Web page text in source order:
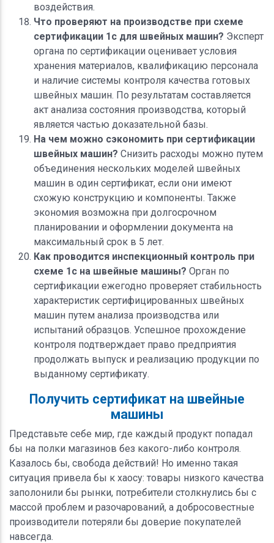
воздействия.
Что проверяют на производстве при схеме
сертификации 1с для швейных машин? Эксперт
органа по сертификации оценивает условия
хранения материалов, квалификацию персонала
и наличие системы контроля качества готовых
швейных машин. По результатам составляется
акт анализа состояния производства, который
является частью доказательной базы.
На чем можно сэкономить при сертификации
швейных машин? Снизить расходы можно путем
объединения нескольких моделей швейных
машин в один сертификат, если они имеют
схожую конструкцию и компоненты. Также
экономия возможна при долгосрочном
планировании и оформлении документа на
максимальный срок в 5 лет.
Как проводится инспекционный контроль при
схеме 1с на швейные машины? Орган по
сертификации ежегодно проверяет стабильность
характеристик сертифицированных швейных
машин путем анализа производства или
испытаний образцов. Успешное прохождение
контроля подтверждает право предприятия
продолжать выпуск и реализацию продукции по
выданному сертификату.
Получить сертификат на швейные
машины
Представьте себе мир, где каждый продукт попадал
бы на полки магазинов без какого-либо контроля.
Казалось бы, свобода действий! Но именно такая
ситуация привела бы к хаосу: товары низкого качества
заполонили бы рынки, потребители столкнулись бы с
массой проблем и разочарований, а добросовестные
производители потеряли бы доверие покупателей
навсегда.